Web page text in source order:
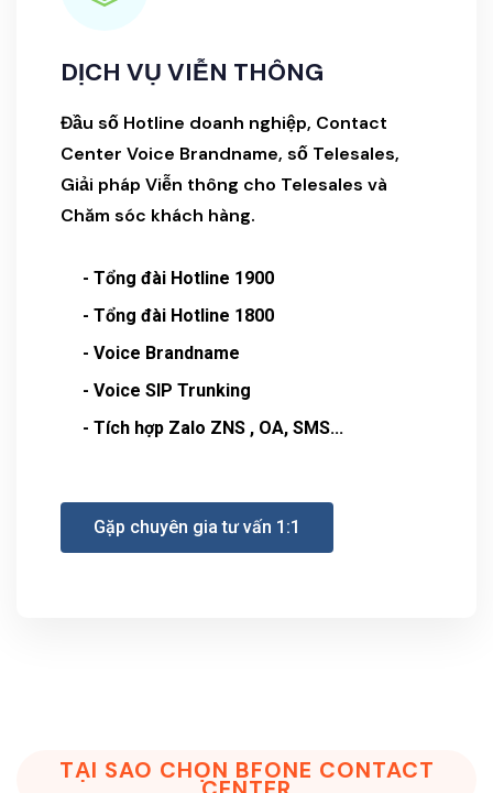
DỊCH VỤ VIỄN THÔNG
Đầu số Hotline doanh nghiệp, Contact
Center Voice Brandname, số Telesales,
Giải pháp Viễn thông cho Telesales và
Chăm sóc khách hàng.
- Tổng đài Hotline 1900
- Tổng đài Hotline 1800
- Voice Brandname
- Voice SIP Trunking
- Tích hợp Zalo ZNS , OA, SMS...
Gặp chuyên gia tư vấn 1:1
TẠI SAO CHỌN BFONE CONTACT